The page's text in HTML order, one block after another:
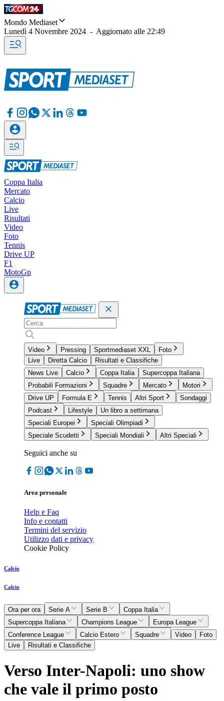
Mondo Mediaset
Lunedì 4 Novembre 2024 - Aggiornato alle 22:49
Coppa Italia
Mercato
Calcio
Live
Risultati
Video
Foto
Tennis
Drive UP
F1
MotoGp
Video Pressing Sportmediaset XXL
Foto
Live
Diretta Calcio
Risultati e Classifiche
News Live
Calcio Coppa Italia
Supercoppa Italiana
Probabili Formazioni
Squadre Mercato
Motori
Drive UP
Formula E Tennis Altri Sport
Sondaggi
Podcast
Lifestyle
Un libro a settimana
Speciali Europei
Speciali Olimpiadi
Speciale Scudetti
Speciali Mondiali Altri Speciali
Seguici anche su
Area personale
Help e Faq
Info e contatti
Termini del servizio
Utilizzo dati e privacy
Cookie Policy
Calcio
Calcio
Ora per ora Serie A Serie B
Coppa Italia
Supercoppa Italiana
Champions League
Europa League
Conference League
Calcio Estero Squadre Video
Foto
Live
Risultati e Classifiche
Verso Inter-Napoli: uno show
che vale il primo posto